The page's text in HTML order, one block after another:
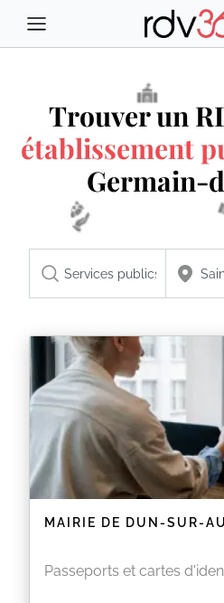
Trouver un
établissement
Germain-
MAIRIE DE DUN-SUR-
Passeports et cartes